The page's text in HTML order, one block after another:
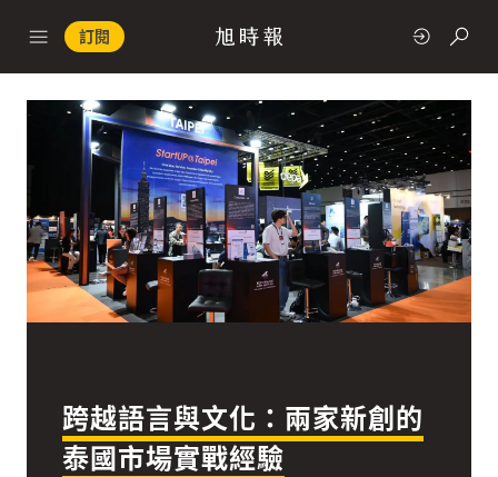
訂閱
快速連結
政治
經濟
科技
跨越語言與文化：兩家新創的
泰國市場實戰經驗